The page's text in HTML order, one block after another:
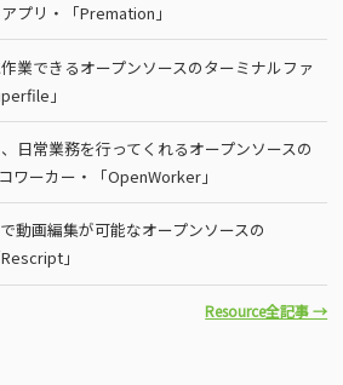
プリ・「Premation」
業できるオープンソースのターミナルファ
」
日常業務を行ってくれるオープンソースの
ワーカー・「OpenWorker」
動画編集が可能なオープンソースの
」
Resource全記事 →